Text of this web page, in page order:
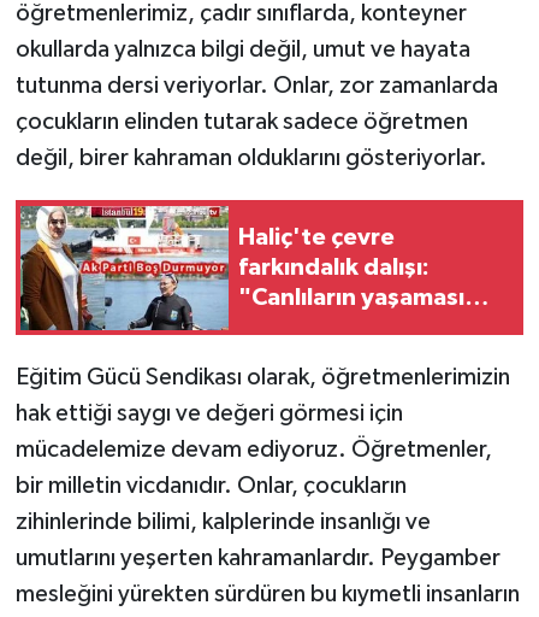
öğretmenlerimiz, çadır sınıflarda, konteyner
okullarda yalnızca bilgi değil, umut ve hayata
tutunma dersi veriyorlar. Onlar, zor zamanlarda
çocukların elinden tutarak sadece öğretmen
değil, birer kahraman olduklarını gösteriyorlar.
Haliç'te çevre
farkındalık dalışı:
"Canlıların yaşaması
Eğitim Gücü Sendikası olarak, öğretmenlerimizin
hak ettiği saygı ve değeri görmesi için
mücadelemize devam ediyoruz. Öğretmenler,
bir milletin vicdanıdır. Onlar, çocukların
zihinlerinde bilimi, kalplerinde insanlığı ve
umutlarını yeşerten kahramanlardır. Peygamber
mesleğini yürekten sürdüren bu kıymetli insanların